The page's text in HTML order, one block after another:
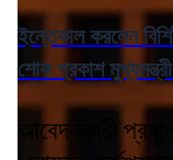
ইন্তেকাল করলেন বিশিষ্ট আইএএস
শোক প্রকাশ
আবেদনকারী